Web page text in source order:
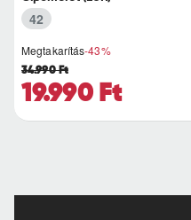
Megtakarítás-43%
19.990 Ft
34.990 Ft
42